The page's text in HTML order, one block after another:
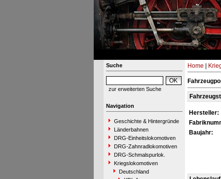
Suche
zur erweiterten Suche
Navigation
Geschichte & Hintergründe
Länderbahnen
DRG-Einheitslokomotiven
DRG-Zahnradlokomotiven
DRG-Schmalspurlok.
Kriegslokomotiven
Deutschland
Home
Hersteller:
Baujahr: